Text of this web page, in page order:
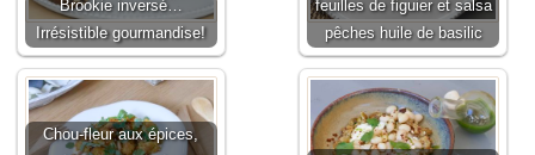
Brookie inversé…
Irrésistible gourmandise!
feuilles de figuier et salsa
pêches huile de basilic
Chou-fleur aux épices,